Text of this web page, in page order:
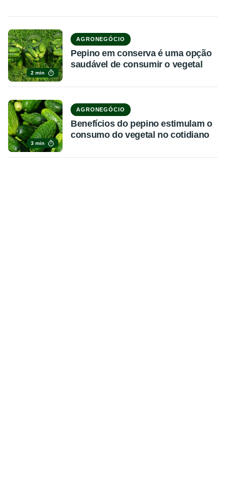
2 min
AGRONEGÓCIO
Pepino em conserva é uma opção
saudável de consumir o vegetal
3 min
AGRONEGÓCIO
Benefícios do pepino estimulam o
consumo do vegetal no cotidiano